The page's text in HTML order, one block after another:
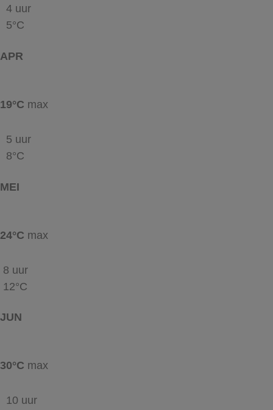
4 uur
5°C
APR
19°C max
5 uur
8°C
MEI
24°C max
8 uur
12°C
JUN
30°C max
10 uur